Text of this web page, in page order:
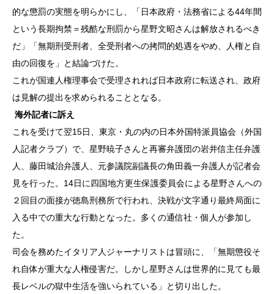
的な懲罰の実態を明らかにし、「日本政府・法務省による44年間
という長期拘禁＝残酷な刑罰から星野文昭さんは解放されるべき
だ」「無期刑受刑者、全受刑者への拷問的処遇をやめ、人権と自
由の回復を」と結論づけた。
これが国連人権理事会で受理されれば日本政府に転送され、政府
は見解の提出を求められることとなる。
海外記者に訴え
これを受けて翌15日、東京・丸の内の日本外国特派員協会（外国
人記者クラブ）で、星野暁子さんと再審弁護団の岩井信主任弁護
人、藤田城治弁護人、元参議院副議長の角田義一弁護人が記者会
見を行った。14日に四国地方更生保護委員会による星野さんへの
２回目の面接が徳島刑務所で行われ、決戦が文字通り最終局面に
入る中での重大な行動となった。多くの通信社・個人が参加し
た。
司会を務めたイタリア人ジャーナリストは冒頭に、「無期懲役そ
れ自体が重大な人権侵害だ。しかし星野さんは世界的に見ても最
長レベルの獄中生活を強いられている」と切り出した。